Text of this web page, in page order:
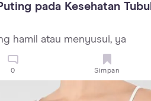
pada Kesehatan
hamil atau menyusui, ya
0 Simpan